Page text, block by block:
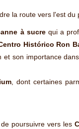
la route vers l'est du
à sucrequi a
Histórico Ron
et son importance
, dont certaines
poursuivre vers les